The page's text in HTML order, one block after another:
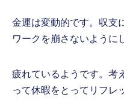
金運は変動的です。収支
ワークを崩さないように
疲れているようです。考
って休暇をとってリフレ